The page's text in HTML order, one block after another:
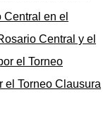
Central y el
el Torneo Clausura